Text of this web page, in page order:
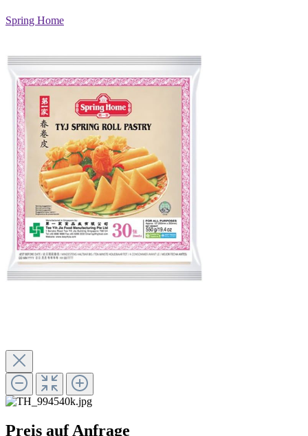
Spring Home
Preis auf Anfrage